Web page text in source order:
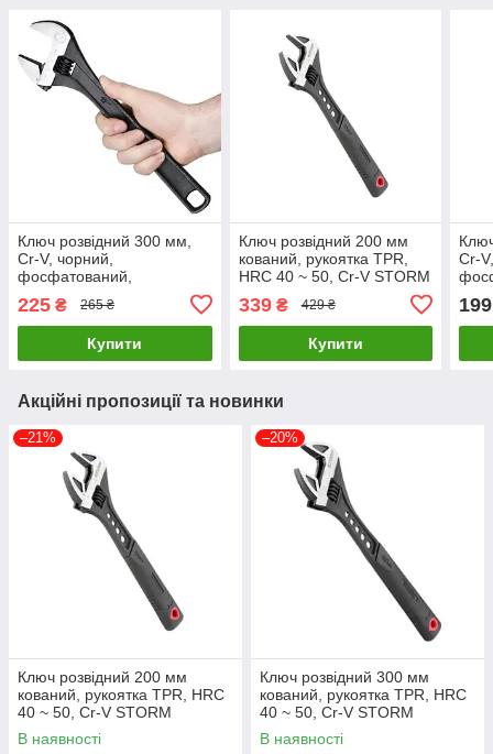
Ключ розвідний 300 мм,
Cr-V, чорний,
фосфатований,
LuxPrice
225 ₴ 265 ₴
Купити
Ключ розвідний 200 мм
кований, рукоятка TPR,
HRC 40 ~ 50, Cr-V STORM
LuxPrice
339₴ 429 ₴
Купити
Cr-
199
Акційні пропозиції та новинки
–21%
Ключ розвідний 200 мм
кований, рукоятка TPR, HRC
40 ~ 50, Cr-V STORM
INTERTOOL XT-0075
LuxPrice
В наявності
–20%
Ключ розвідний 300 мм
кований, рукоятка TPR, HRC
40 ~ 50, Cr-V STORM
INTERTOOL XT-0085
LuxPrice
В наявності